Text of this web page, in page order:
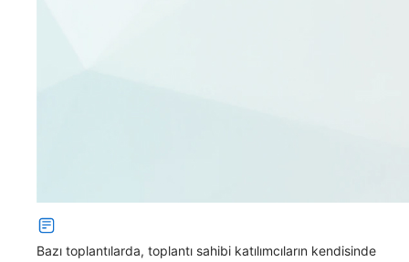
Bazı toplantılarda, toplantı sahibi katılımcıların kendisinde